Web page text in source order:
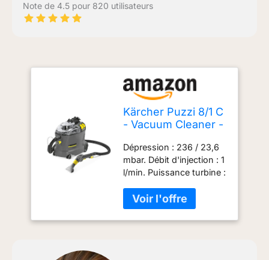
Note de 4.5 pour 820 utilisateurs
Kärcher Puzzi 8/1 C
- Vacuum Cleaner -
WNoir, Gris, Jaune
Dépression : 236 / 23,6
mbar. Débit d'injection : 1
l/min. Puissance turbine :
pompe : 40 W. Tension :
220 - 240 V. Fréquence :
50 - 60 Hz. Poids : 9,8